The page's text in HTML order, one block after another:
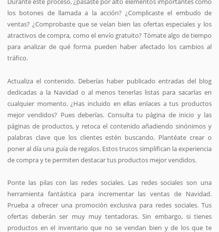
los botones de llamada a la acción? ¿Complicaste el embudo de
ventas? ¿Comprobaste que se veían bien las ofertas especiales y los
atractivos de compra, como el envío gratuito? Tómate algo de tiempo
para analizar de qué forma pueden haber afectado los cambios al
tráfico.
Actualiza el contenido. Deberías haber publicado entradas del blog
dedicadas a la Navidad o al menos tenerlas listas para sacarlas en
cualquier momento. ¿Has incluido en ellas enlaces a tus productos
mejor vendidos? Pues deberías. Consulta tu página de inicio y las
páginas de productos, y retoca el contenido añadiendo sinónimos y
palabras clave que los clientes estén buscando. Plantéate crear o
poner al día una guía de regalos. Estos trucos simplifican la experiencia
de compra y te permiten destacar tus productos mejor vendidos.
Ponte las pilas con las redes sociales. Las redes sociales son una
herramienta fantástica para incrementar las ventas de Navidad.
Prueba a ofrecer una promoción exclusiva para redes sociales. Tus
ofertas deberán ser muy muy tentadoras. Sin embargo, si tienes
productos en el inventario que no se vendan bien y de los que te